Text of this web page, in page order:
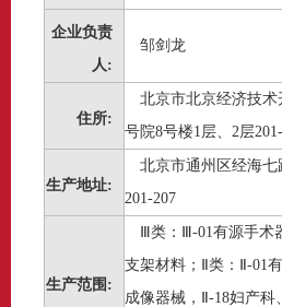
企业负责
人:
邹剑龙
住所:
北京市北京经济技
号院8号楼1层、2层
生产地址:
北京市通州区经海七
201-207
生产范围:
Ⅲ类：Ⅲ-01有源手术
支架材料；Ⅱ类：Ⅱ-01
成像器械，Ⅱ-18妇产